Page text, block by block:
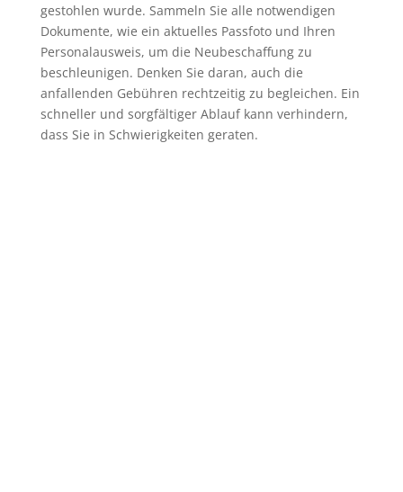
gestohlen wurde. Sammeln Sie alle notwendigen
Dokumente, wie ein aktuelles Passfoto und Ihren
Personalausweis, um die Neubeschaffung zu
beschleunigen. Denken Sie daran, auch die
anfallenden Gebühren rechtzeitig zu begleichen. Ein
schneller und sorgfältiger Ablauf kann verhindern,
dass Sie in Schwierigkeiten geraten.